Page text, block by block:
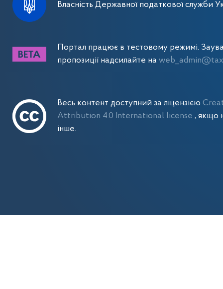
Власність Державної податкової служби
Портал працює в тестовому режимі.
пропозиції надсилайте на
Весь контент доступний за ліцензією
Attribution 4.0 International license , якщо
інше.